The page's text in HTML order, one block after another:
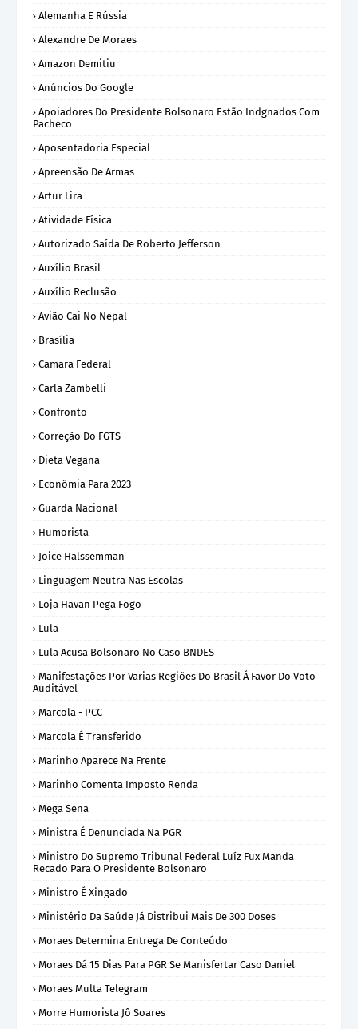
Alemanha E Rússia
Alexandre De Moraes
Amazon Demitiu
Anúncios Do Google
Apoiadores Do Presidente Bolsonaro Estão Indgnados Com
Pacheco
Aposentadoria Especial
Apreensão De Armas
Artur Lira
Atividade Física
Autorizado Saída De Roberto Jefferson
Auxílio Brasil
Auxílio Reclusão
Avião Cai No Nepal
Brasília
Camara Federal
Carla Zambelli
Confronto
Correção Do FGTS
Dieta Vegana
Econômia Para 2023
Guarda Nacional
Humorista
Joice Halssemman
Linguagem Neutra Nas Escolas
Loja Havan Pega Fogo
Lula
Lula Acusa Bolsonaro No Caso BNDES
Manifestações Por Varias Regiões Do Brasil Á Favor Do Voto
Auditável
Marcola - PCC
Marcola É Transferido
Marinho Aparece Na Frente
Marinho Comenta Imposto Renda
Mega Sena
Ministra É Denunciada Na PGR
Ministro Do Supremo Tribunal Federal Luíz Fux Manda
Recado Para O Presidente Bolsonaro
Ministro É Xingado
Ministério Da Saúde Já Distribui Mais De 300 Doses
Moraes Determina Entrega De Conteúdo
Moraes Dá 15 Dias Para PGR Se Manisfertar Caso Daniel
Moraes Multa Telegram
Morre Humorista Jô Soares